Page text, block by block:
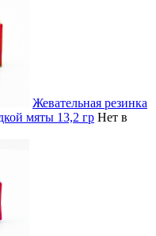
Жевательная резинка
мяты 13,2 гр Нет в